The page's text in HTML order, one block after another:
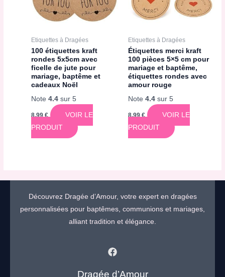
Etiquettes à Dragées
100 étiquettes kraft
rondes 5x5cm avec
ficelle de jute pour
mariage, baptême et
cadeaux Noël
Note4.4 sur 5
8,99€
VOIR LE
PRODUIT
Etiquettes à Dragées
Étiquettes merci kraft
100 pièces 5×5 cm pour
mariage et baptême,
étiquettes rondes avec
amour rouge
Note 4.4sur 5
8,99€
VOIR LE
PRODUIT
Découvrez Dragée d’Amour, votre expert en dragées
personnalisées pour baptêmes, communions et mariages,
alliant tradition et élégance.
Dragée d’Amour